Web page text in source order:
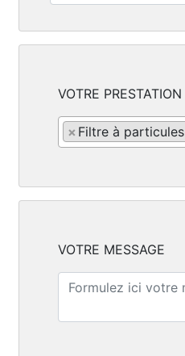
VOTRE PRESTATION
× Filtre à particules
VOTRE MESSAGE